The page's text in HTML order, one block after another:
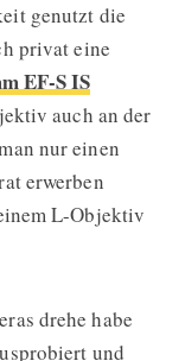
genutzt die
privat eine
EF-S IS
auch an der
nur einen
erwerben
L-Objektiv
drehe habe
und